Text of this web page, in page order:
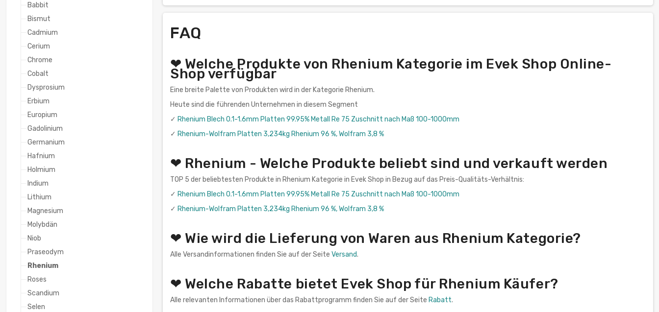
Babbit
Bismut
Cadmium
Cerium
Chrome
Cobalt
Dysprosium
Erbium
Europium
Gadolinium
Germanium
Hafnium
Holmium
Indium
Lithium
Magnesium
Molybdän
Niob
Praseodym
Rhenium
Roses
Scandium
Selen
FAQ
❤ Welche Produkte von Rhenium Kategorie im Evek Shop Online-
Shop verfügbar
Eine breite Palette von Produkten wird in der Kategorie Rhenium.
Heute sind die führenden Unternehmen in diesem Segment
✓ Rhenium Blech 0.1-1.6mm Platten 99.95% Metall Re 75 Zuschnitt nach Maß 100-1000mm
✓ Rhenium-Wolfram Platten 3,234kg Rhenium 96 %, Wolfram 3,8 %
❤ Rhenium - Welche Produkte beliebt sind und verkauft werden
TOP 5 der beliebtesten Produkte in Rhenium Kategorie in Evek Shop in Bezug auf das Preis-Qualitäts-Verhältnis:
✓ Rhenium Blech 0.1-1.6mm Platten 99.95% Metall Re 75 Zuschnitt nach Maß 100-1000mm
✓ Rhenium-Wolfram Platten 3,234kg Rhenium 96 %, Wolfram 3,8 %
❤ Wie wird die Lieferung von Waren aus Rhenium Kategorie?
Alle Versandinformationen finden Sie auf der Seite Versand.
❤ Welche Rabatte bietet Evek Shop für Rhenium Käufer?
Alle relevanten Informationen über das Rabattprogramm finden Sie auf der Seite Rabatt.